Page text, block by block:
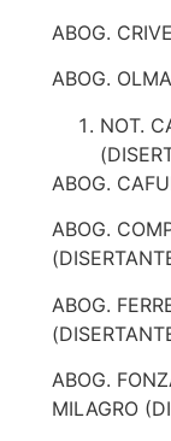
ABOG.
ABOG.
NOT.
ABOG.
ABOG.
ABOG.
ABOG.
MILAGRO